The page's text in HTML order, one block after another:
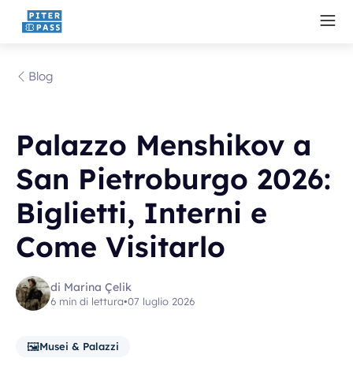
Blog
Palazzo Menshikov a
San Pietroburgo 2026:
Biglietti, Interni e
Come Visitarlo
di Marina Çelik
6 min di lettura•07 luglio 2026
🖼️Musei & Palazzi